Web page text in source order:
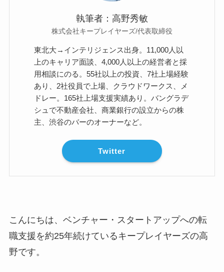
執筆者：高野秀敏
株式会社キープレイヤーズ/代表取締役
東北大→インテリジェンス出身。11,000人以
上のキャリア面談、4,000人以上の経営者と採
用相談にのる。55社以上の投資、7社上場経験
あり、2社役員で上場、クラウドワークス、メ
ドレー。165社上場支援実績あり。バングラデ
シュで不動産会社、商業銀行の設立からの株
主、渋谷のバーのオーナーなど。
Twitter
こんにちは、ベンチャー・スタートアップへの転
職支援を約25年続けているキープレイヤーズの高
野です。